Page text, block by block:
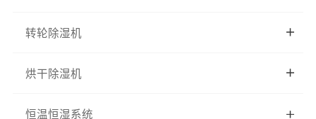
转轮除湿机
烘干除湿机
恒温恒湿系统